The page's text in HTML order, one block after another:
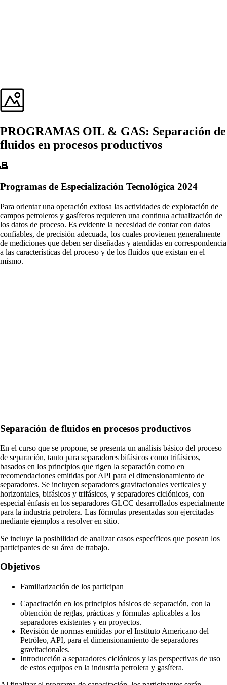
PROGRAMAS OIL & GAS: Separación de
fluidos en procesos productivos
Programas de Especialización Tecnológica 2024
Para orientar una operación exitosa las actividades de explotación de
campos petroleros y gasíferos requieren una continua actualización de
los datos de proceso. Es evidente la necesidad de contar con datos
confiables, de precisión adecuada, los cuales provienen generalmente
de mediciones que deben ser diseñadas y atendidas en correspondencia
a las características del proceso y de los fluidos que existan en el
mismo.
Separación de fluidos en procesos productivos
En el curso que se propone, se presenta un análisis básico del proceso
de separación, tanto para separadores bifásicos como trifásicos,
basados en los principios que rigen la separación como en
recomendaciones emitidas por API para el dimensionamiento de
separadores. Se incluyen separadores gravitacionales verticales y
horizontales, bifásicos y trifásicos, y separadores ciclónicos, con
especial énfasis en los separadores GLCC desarrollados especialmente
para la industria petrolera. Las fórmulas presentadas son ejercitadas
mediante ejemplos a resolver en sitio.
Se incluye la posibilidad de analizar casos específicos que posean los
participantes de su área de trabajo.
Objetivos
Familiarización de los participan
Capacitación en los principios básicos de separación, con la
obtención de reglas, prácticas y fórmulas aplicables a los
separadores existentes y en proyectos.
Revisión de normas emitidas por el Instituto Americano del
Petróleo, API, para el dimensionamiento de separadores
gravitacionales.
Introducción a separadores ciclónicos y las perspectivas de uso
de estos equipos en la industria petrolera y gasífera.